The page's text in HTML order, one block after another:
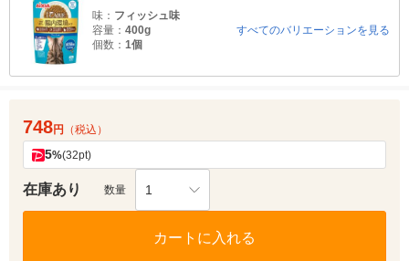
味： フィッシュ味
容量： 400g
個数： 1個
すべてのバリエーションを見る
748円 （税込）
5%(32pt)
在庫あり 数量 1
カートに入れる